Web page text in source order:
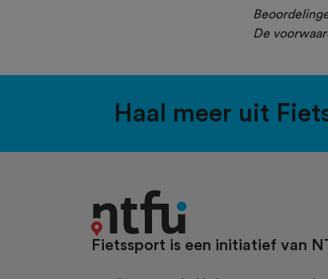
De
Haal meer uit
Fietssport is een initiatief van